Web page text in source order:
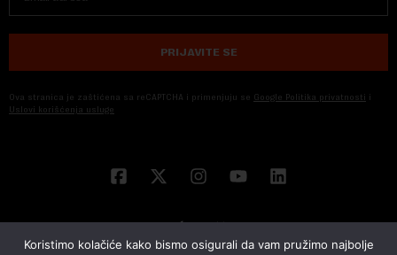
PRIJAVITE SE
Ova stranica je zaštićena sa reCAPTCHA i primenjuju se Google Politika privatnosti i
Uslovi korišćenja usluge
Koristimo kolačiće kako bismo osigurali da vam pružimo najbolje